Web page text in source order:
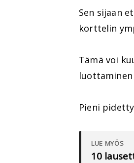
Sen sijaan
korttelin
Tämä voi
Pieni
LUE MYÖS
10